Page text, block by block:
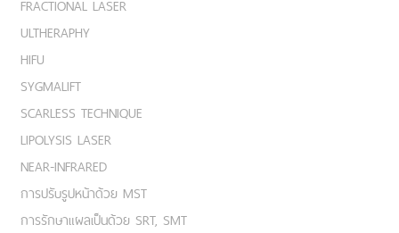
FRACTIONAL LASER
ULTHERAPHY
HIFU
SYGMALIFT
SCARLESS TECHNIQUE
LIPOLYSIS LASER
NEAR-INFRARED
การปรับรูปหน้าด้วย MST
การรักษาแผลเป็นด้วย SRT, SMT